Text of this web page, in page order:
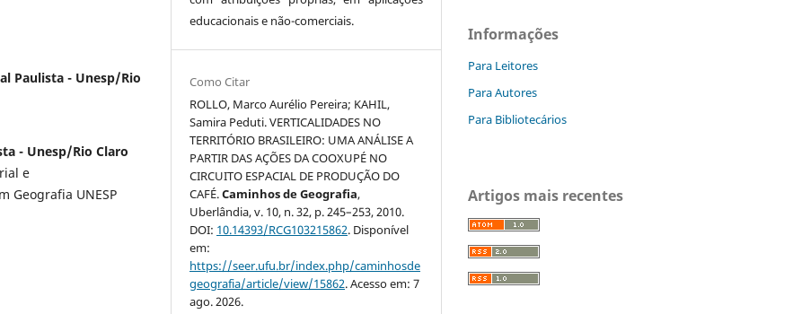
Paulista - Unesp/Rio
- Unesp/Rio Claro
e
Geografia UNESP
educacionais e não-comerciais.
Como Citar
ROLLO, Marco Aurélio Pereira; KAHIL,
Samira Peduti. VERTICALIDADES NO
TERRITÓRIO BRASILEIRO: UMA ANÁLISE A
PARTIR DAS AÇÕES DA COOXUPÉ NO
CIRCUITO ESPACIAL DE PRODUÇÃO DO
CAFÉ.Caminhos de Geografia,
Uberlândia, v. 10, n. 32, p. 245–253, 2010.
DOI: 10.14393/RCG103215862. Disponível
em:
https://seer.ufu.br/index.php/caminhosde
geografia/article/view/15862. Acesso em: 7
ago. 2026.
Informações
Para Leitores
Para Autores
Para Bibliotecários
Artigos mais recentes